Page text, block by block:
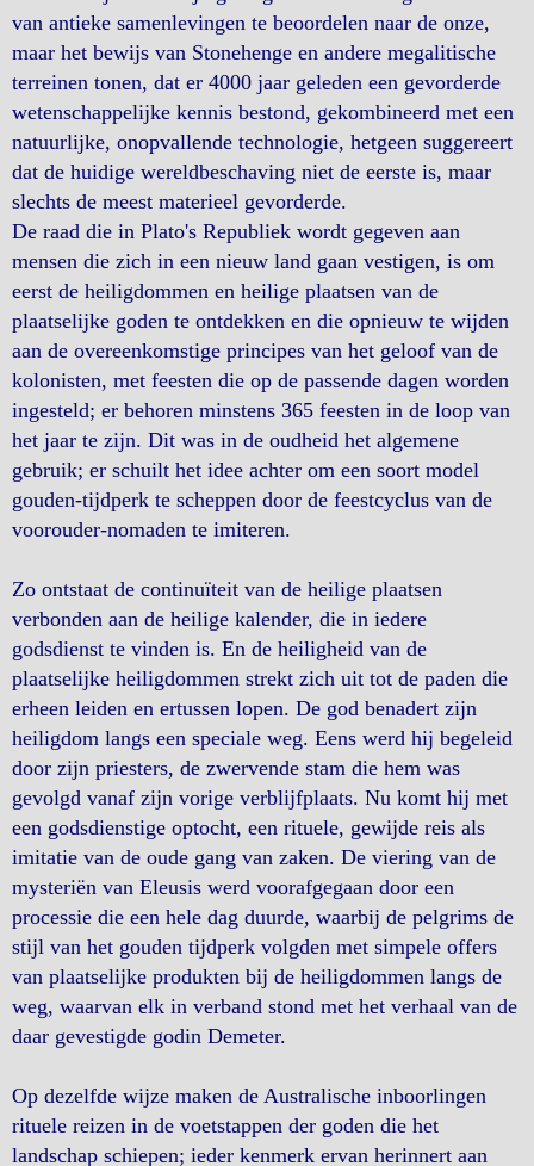
van antieke samenlevingen te beoordelen naar de onze,
maar het bewijs van Stonehenge en andere megalitische
terreinen tonen, dat er 4000 jaar geleden een gevorderde
wetenschappelijke kennis bestond, gekombineerd met een
natuurlijke, onopvallende technologie, hetgeen suggereert
dat de huidige wereldbeschaving niet de eerste is, maar
slechts de meest materieel gevorderde.
De raad die in Plato's Republiek wordt gegeven aan
mensen die zich in een nieuw land gaan vestigen, is om
eerst de heiligdommen en heilige plaatsen van de
plaatselijke goden te ontdekken en die opnieuw te wijden
aan de overeenkomstige principes van het geloof van de
kolonisten, met feesten die op de passende dagen worden
ingesteld; er behoren minstens 365 feesten in de loop van
het jaar te zijn. Dit was in de oudheid het algemene
gebruik; er schuilt het idee achter om een soort model
gouden-tijdperk te scheppen door de feestcyclus van de
voorouder-nomaden te imiteren.
Zo ontstaat de continuïteit van de heilige plaatsen
verbonden aan de heilige kalender, die in iedere
godsdienst te vinden is. En de heiligheid van de
plaatselijke heiligdommen strekt zich uit tot de paden die
erheen leiden en ertussen lopen. De god benadert zijn
heiligdom langs een speciale weg. Eens werd hij begeleid
door zijn priesters, de zwervende stam die hem was
gevolgd vanaf zijn vorige verblijfplaats. Nu komt hij met
een godsdienstige optocht, een rituele, gewijde reis als
imitatie van de oude gang van zaken. De viering van de
mysteriën van Eleusis werd voorafgegaan door een
processie die een hele dag duurde, waarbij de pelgrims de
stijl van het gouden tijdperk volgden met simpele offers
van plaatselijke produkten bij de heiligdommen langs de
weg, waarvan elk in verband stond met het verhaal van de
daar gevestigde godin Demeter.
Op dezelfde wijze maken de Australische inboorlingen
rituele reizen in de voetstappen der goden die het
landschap schiepen; ieder kenmerk ervan herinnert aan